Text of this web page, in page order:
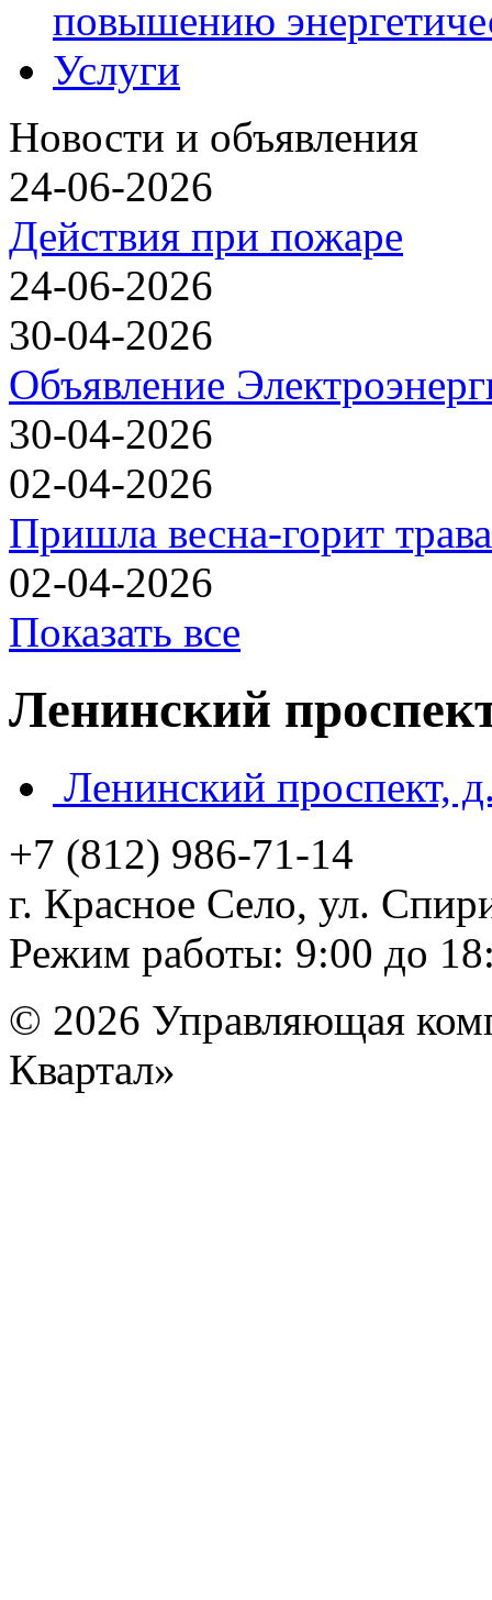
повышению
Услуги
Новости и объявления
24-06-2026
Действия при пожаре
24-06-2026
30-04-2026
Объявление
30-04-2026
02-04-2026
Пришла весна-горит трава
02-04-2026
Показать все
Ленинский
Ленинский проспект,
+7 (812) 986-71-14
г. Красное Село, ул.
Режим работы: 9:00 до
© 2026 Управляющая
Квартал»